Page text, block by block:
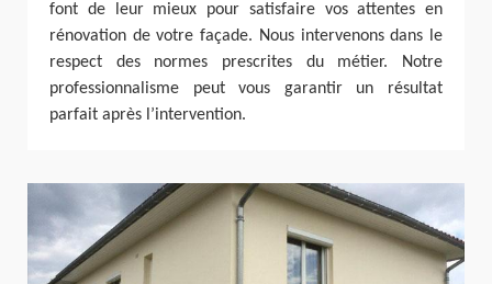
font de leur mieux pour satisfaire vos attentes en
rénovation de votre façade. Nous intervenons dans le
respect des normes prescrites du métier. Notre
professionnalisme peut vous garantir un résultat
parfait après l’intervention.